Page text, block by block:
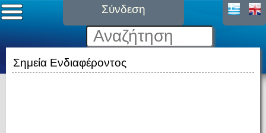
Σύνδεση
Σημεία Ενδιαφέροντος